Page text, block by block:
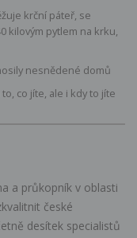
krční páteř, se
kilovým pytlem na krku,
nesnědené domů
co jíte, ale i kdy to jíte
a průkopník v oblasti
české
desítek specialistů